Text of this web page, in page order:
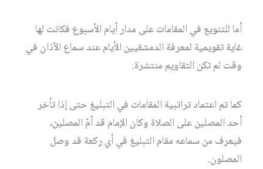
أما للتنويع في المقامات على مدار أيام الأسبوع فكانت لها
غاية تقويمية لمعرفة الدمشقيين الأيام عند سماع الآذان في
وقت لم تكن التقاويم منتشرة.
كما تم اعتماد تراتبية المقامات في التبليغ حتى إذا تأخر
أحد المصلين على الصلاة وكان الإمام قد أمّ المصلين،
فيعرف من سماعه مقام التبليغ في أي ركعة قد وصل
المصلون.